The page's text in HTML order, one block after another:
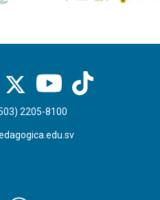
2205-8100